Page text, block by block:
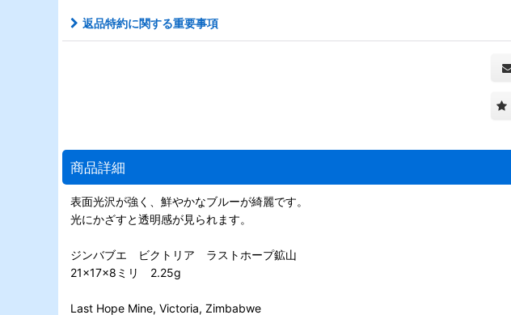
返品特約に関する重要事項
商品詳細
表面光沢が強く、鮮やかなブルーが綺麗です。
光にかざすと透明感が見られます。
ジンバブエ ビクトリア ラストホープ鉱山
21×17×8ミリ 2.25g
Last Hope Mine, Victoria, Zimbabwe